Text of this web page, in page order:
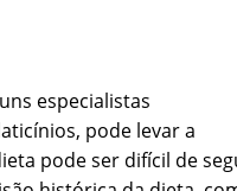
especialistas
pode levar a
pode ser difícil de